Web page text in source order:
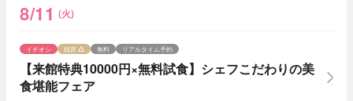
8/11 (火)
【来館特典10000円×無料試食】シェフこだわりの美
食堪能フェア
イチオシ 残席 無料 リアルタイム予約